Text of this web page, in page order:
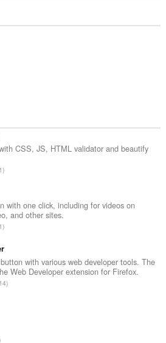
CSS, JS, HTML validator and beautify
with one click, including for videos on
and other sites.
with various web developer tools. The
Web Developer extension for Firefox.